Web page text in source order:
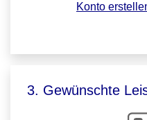
Konto
3. Gewünschte